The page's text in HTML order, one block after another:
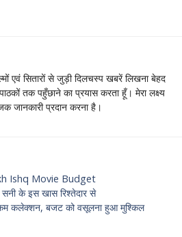
एवं सितारों से जुड़ी दिलचस्प खबरें लिखना बेहद
तक पहुँछाने का प्रयास करता हूँ। मेरा लक्ष्य
जानकारी प्रदान करना है।
Ishq Movie Budget
सनी के इस खास रिश्तेदार से
कलेक्शन, बजट को वसूलना हुआ मुश्किल